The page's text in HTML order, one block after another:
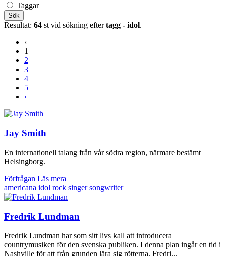
Taggar
Sök
Resultat: 64 st vid sökning eftertagg - idol.
‹
1
2
3
4
5
›
Jay Smith
En internationell talang från vår södra region, närmare bestämt
Helsingborg.
Förfrågan Läs mera
americana idol rock singer songwriter
Fredrik Lundman
Fredrik Lundman har som sitt livs kall att introducera
countrymusiken för den svenska publiken. I denna plan ingår en tid i
Nashville för att från grunden lära sig rötterna. Fredri...